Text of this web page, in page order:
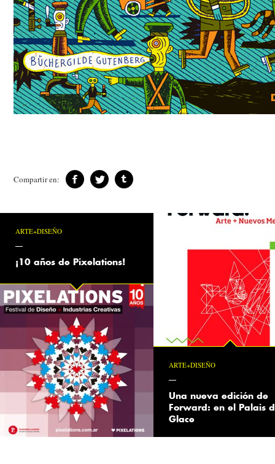
Compartir en:
ARTE+DISEÑO
¡10 años de Pixelations!
ARTE+DISEÑO
Una nueva edición de
Forward: en el Palais
Glace